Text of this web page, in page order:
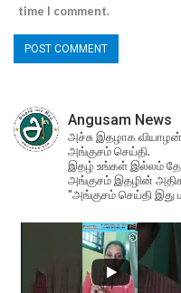
time I comment.
Angusam News
அச்சு இதழாக
அங்குசம் செய்தி.
இதழ் உங்கள் இல்லம்
அங்குசம் இதழின்
"அங்குசம் செய்தி